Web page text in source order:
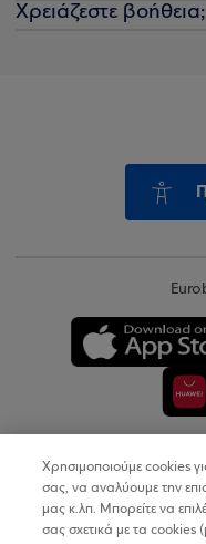
Χρειάζεστε βοήθεια;
Χρησιμοποιούμε cookies
σας, να αναλύουμε την
μας κ.λπ. Μπορείτε να
σας σχετικά με τα cookies